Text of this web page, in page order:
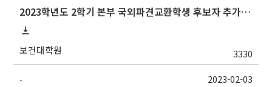
2023학년도 2학기 본부 국외파견교환학생 후보자 추가모집 안내
보건대학원 3330
- 2023-02-03